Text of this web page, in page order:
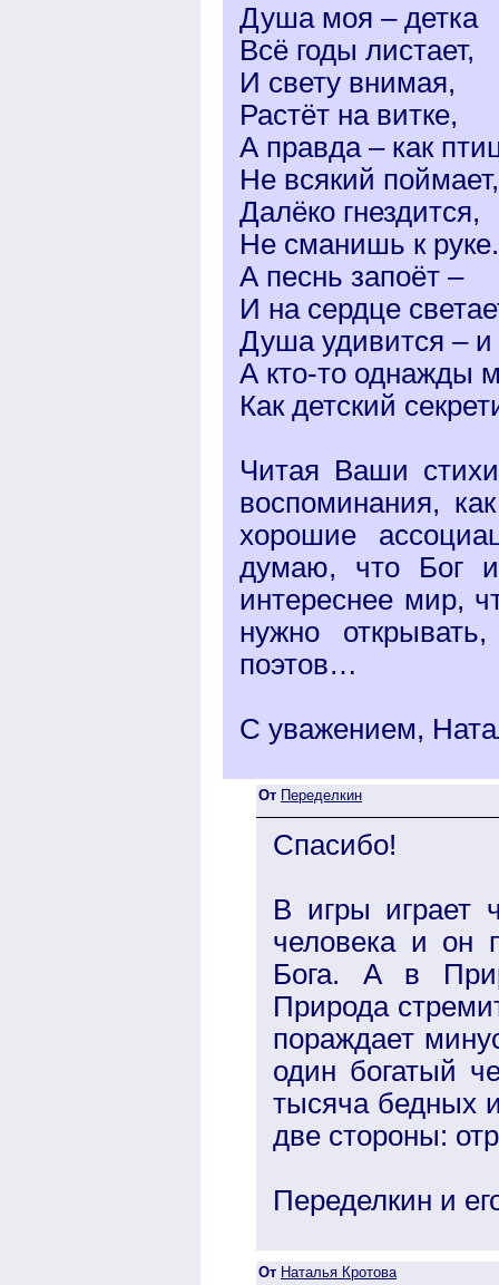
Душа моя – детка
Всё годы листает,
И свету внимая,
Растёт на витке,
А правда – как
Не всякий поймает,
Далёко гнездится,
Не сманишь к руке.
А песнь запоёт –
И на сердце
Душа удивится – и
А кто-то однажды
Как детский
Читая Ваши
воспоминания,
хорошие
думаю, что Бог
интереснее мир,
нужно
поэтов…
С уважением,
От Переделкин
Спасибо!
В игры играет
человека и он
Бога. А в
Природа
пораждает
один богатый
тысяча бедных
две стороны:
Переделкин и
От Наталья Кротова